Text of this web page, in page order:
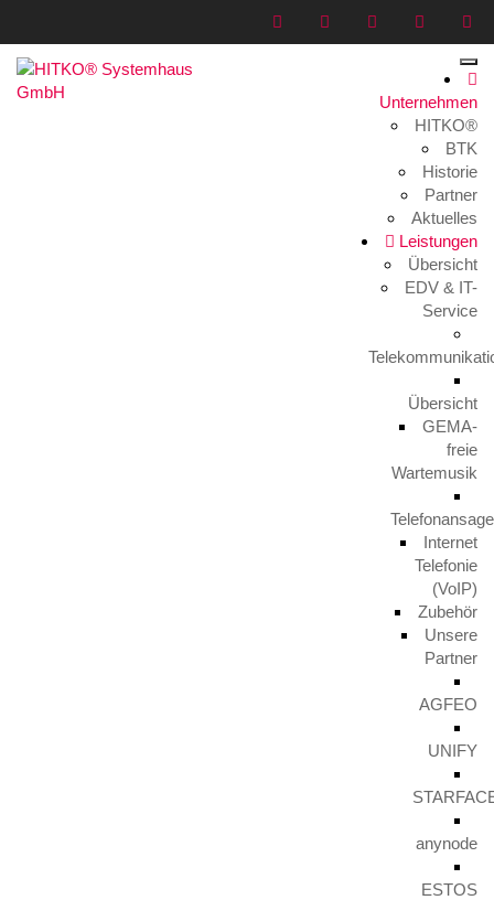
Unternehmen
HITKO®
BTK
Historie
Partner
Aktuelles
Leistungen
Übersicht
EDV & IT-
Service
Übersicht
GEMA-
freie
Wartemusik
Internet
Telefonie
(VoIP)
Zubehör
Unsere
Partner
AGFEO
UNIFY
anynode
ESTOS
„TK-Anlagen“ sind in den letzten Jahren ein großes Thema in
Hersteller Unify (ehemals Siemens) und AGFEO verbauen und
Telefonanlagen von 1 bis 100 Teilnehmern dabei. In den meisten
Fällen haben wir die Umstellung von ISDN zu VoIP gleich mit
Bildern zusammengefasst. Vielen Dank für diese bisher wirklich